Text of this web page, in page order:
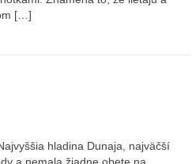
[…]
hladina Dunaja, najväčší
a nemala žiadne obete na